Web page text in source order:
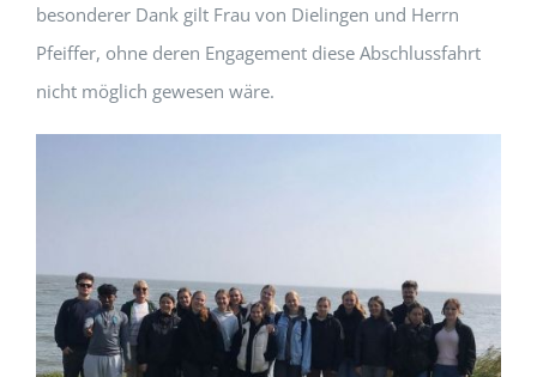
besonderer Dank gilt Frau von Dielingen und Herrn
Pfeiffer, ohne deren Engagement diese Abschlussfahrt
nicht möglich gewesen wäre.